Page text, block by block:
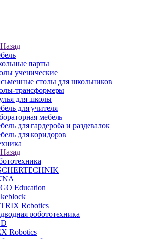
Назад
парты
ученические
столы для школьников
трансформеры
для школы
для учителя
мебель
для гардероба и раздевалок
для коридоров
Назад
Education
Robotics
робототехника
Robotics